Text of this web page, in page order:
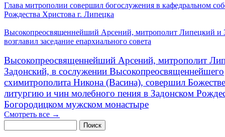
Глава митрополии совершил богослужения в кафедральном
Рождества Христова г. Липецка
Высокопреосвященнейший Арсений, митрополит Липецкий и
возглавил заседание епархиального совета
Высокопреосвященнейший Арсений, митрополит
Задонский, в сослужении Высокопреосвященнейшего
схимитрополита Никона (Васина), совершил
литургию и чин молебного пения в Задонском
Богородицком мужском монастыре
Смотреть все →
Поиск